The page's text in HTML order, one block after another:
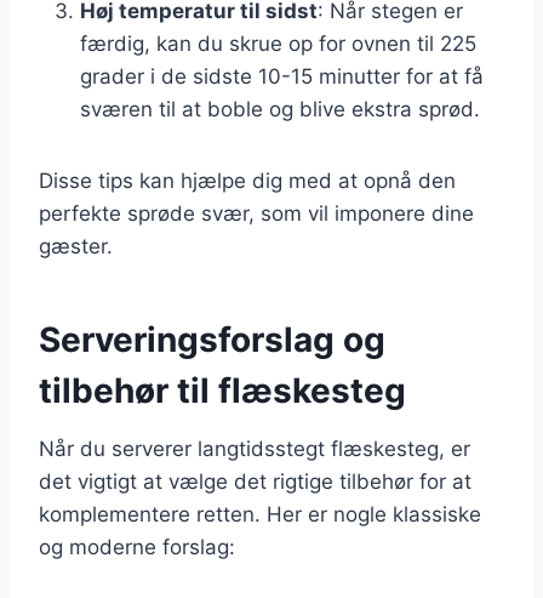
Høj temperatur til sidst: Når stegen er
færdig, kan du skrue op for ovnen til 225
grader i de sidste 10-15 minutter for at få
sværen til at boble og blive ekstra sprød.
Disse tips kan hjælpe dig med at opnå den
perfekte sprøde svær, som vil imponere dine
gæster.
Serveringsforslag og
tilbehør til flæskesteg
Når du serverer langtidsstegt flæskesteg, er
det vigtigt at vælge det rigtige tilbehør for at
komplementere retten. Her er nogle klassiske
og moderne forslag: